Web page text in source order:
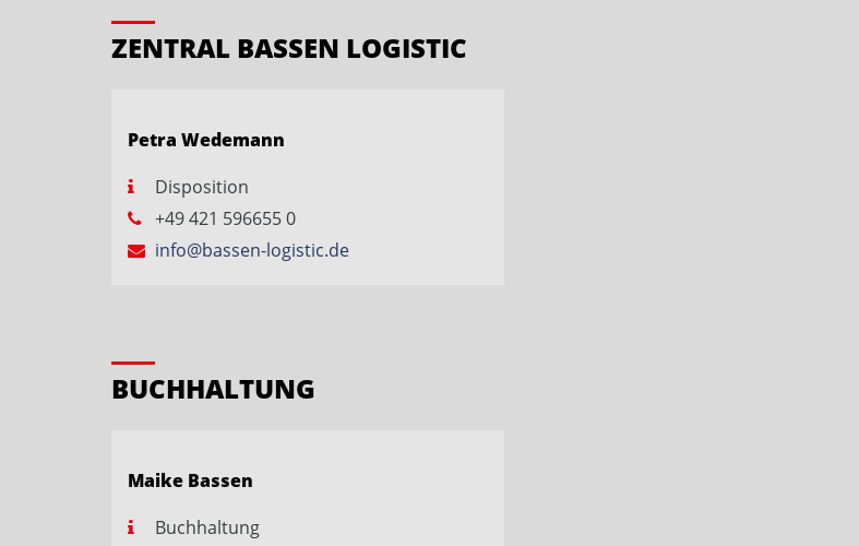
ZENTRAL BASSEN LOGISTIC
Petra Wedemann
Disposition
+49 421 596655 0
info@bassen-logistic.de
BUCHHALTUNG
Maike Bassen
Buchhaltung